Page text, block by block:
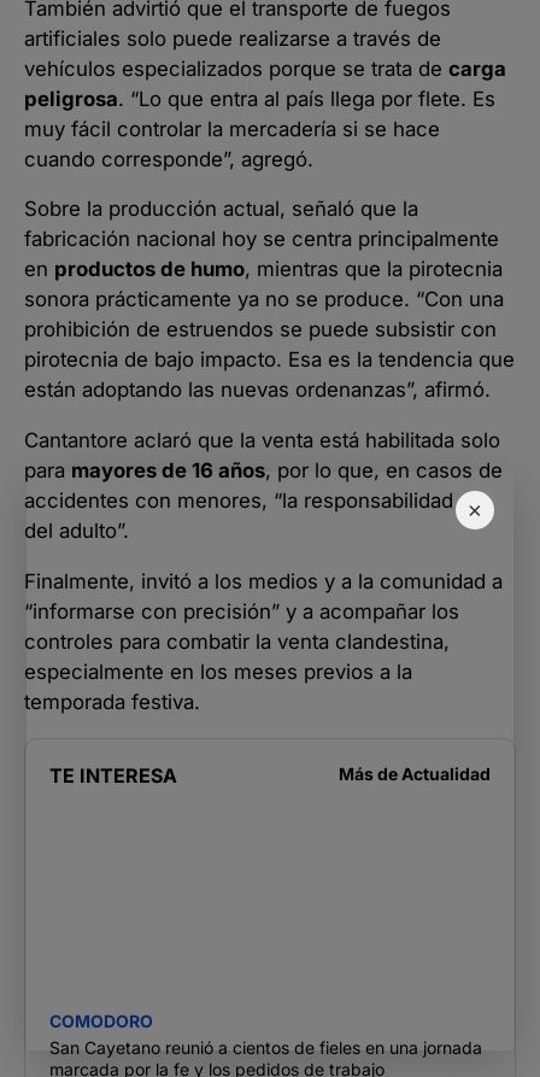
×
También advirtió que el transporte de fuegos
artificiales solo puede realizarse a través de
vehículos especializados porque se trata de carga
peligrosa. “Lo que entra al país llega por flete. Es
muy fácil controlar la mercadería si se hace
cuando corresponde”, agregó.
Sobre la producción actual, señaló que la
fabricación nacional hoy se centra principalmente
en productos de humo, mientras que la pirotecnia
sonora prácticamente ya no se produce. “Con una
prohibición de estruendos se puede subsistir con
pirotecnia de bajo impacto. Esa es la tendencia que
están adoptando las nuevas ordenanzas”, afirmó.
Cantantore aclaró que la venta está habilitada solo
para mayores de 16 años, por lo que, en casos de
accidentes con menores, “la responsabilidad es
del adulto”.
Finalmente, invitó a los medios y a la comunidad a
“informarse con precisión” y a acompañar los
controles para combatir la venta clandestina,
especialmente en los meses previos a la
temporada festiva.
TE INTERESA Más de Actualidad
COMODORO
San Cayetano reunió a cientos de fieles en una jornada
marcada por la fe y los pedidos de trabajo